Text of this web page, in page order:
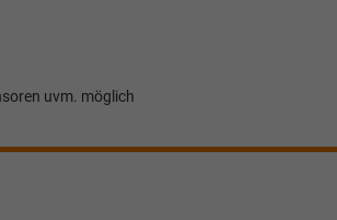
uvm. möglich